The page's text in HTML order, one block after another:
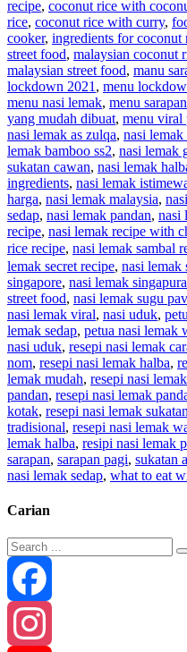
recipe, coconut rice with
rice, coconut rice with curry,
cooker, ingredients for coconut
street food, malaysian coconut
malaysian street food, manu
lockdown 2021 , menu
menu nasi lemak, menu
yang mudah dibuat, menu viral
nasi lemak as zulqa, nasi lemak
lemak bamboo ss2, nasi lemak
sukatan cawan, nasi lemak
ingredients, nasi lemak
harga, nasi lemak malaysia,
sedap, nasi lemak pandan, nasi
recipe, nasi lemak recipe with
rice recipe, nasi lemak sambal
lemak secret recipe, nasi lemak
singapore, nasi lemak singapura
street food, nasi lemak sugu
nasi lemak viral, nasi uduk,
lemak sedap, petua nasi lemak
nasi uduk, resepi nasi lemak
nom, resepi nasi lemak halba,
lemak mudah, resepi nasi
pandan, resepi nasi lemak
kotak, resepi nasi lemak
tradisional, resepi nasi lemak
lemak halba, resipi nasi lemak
sarapan, sarapan pagi, sukatan
nasi lemak sedap, what to eat
Carian
Facebook